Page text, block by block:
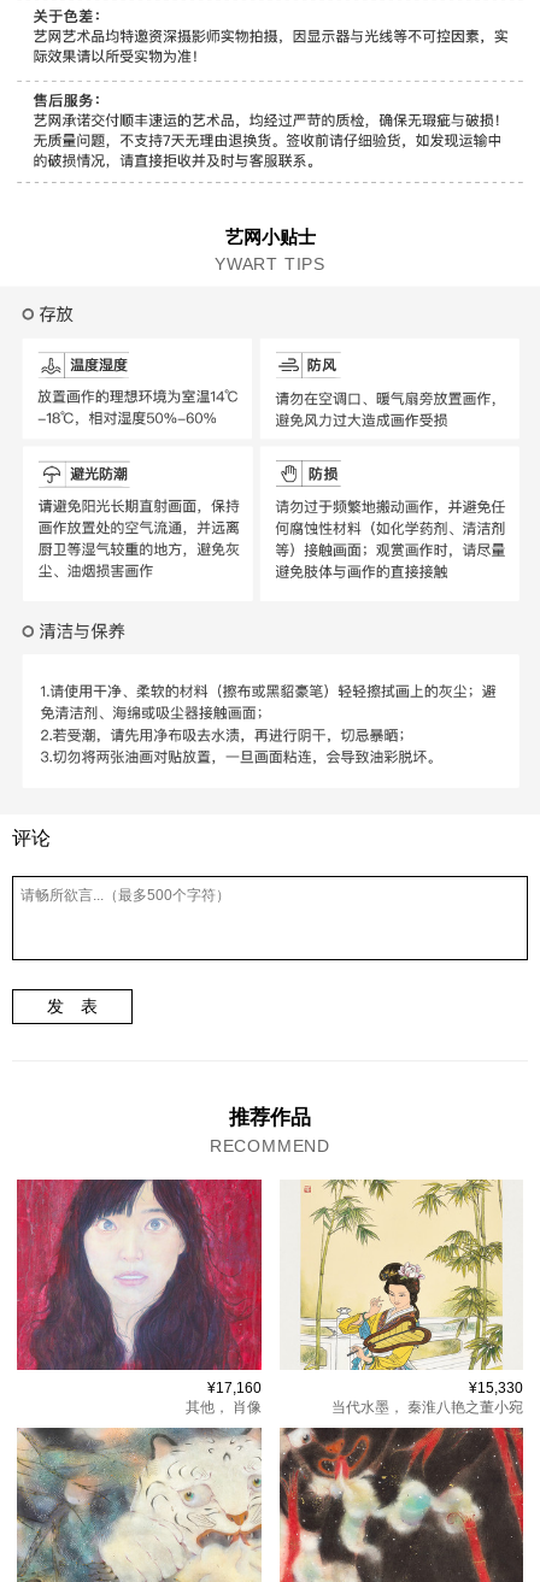
艺网小贴士
YWART TIPS
评论
发 表
推荐作品
RECOMMEND
¥17,160
其他，
肖像
¥15,330
当代水墨， 秦淮八艳之董小宛